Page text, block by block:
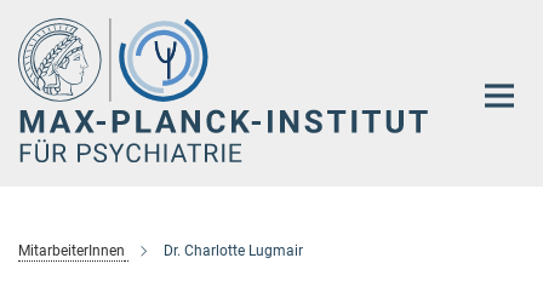
Hauptinhalt
MitarbeiterInnen Dr. Charlotte Lugmair